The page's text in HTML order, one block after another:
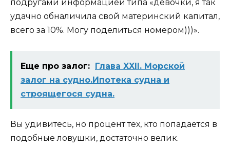
подругами информацией типа «девочки, я так
удачно обналичила свой материнский капитал,
всего за 10%. Могу поделиться номером)))».
Еще про залог: Глава XXII. Морской
залог на судно.Ипотека судна и
строящегося судна.
Вы удивитесь, но процент тех, кто попадается в
подобные ловушки, достаточно велик.